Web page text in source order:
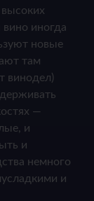
иногда
новые
там
винодел)
—
и
и
немного
и